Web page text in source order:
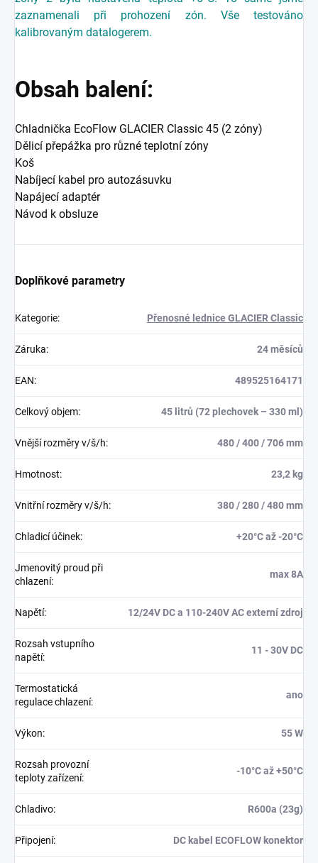
zaznamenali při prohození zón. Vše testováno
kalibrovaným datalogerem.
Obsah balení:
Chladnička EcoFlow GLACIER Classic 45 (2 zóny)
Dělicí přepážka pro různé teplotní zóny
Koš
Nabíjecí kabel pro autozásuvku
Napájecí adaptér
Návod k obsluze
Doplňkové parametry
Kategorie: Přenosné lednice GLACIER Classic
Záruka: 24 měsíců
EAN: 489525164171
Celkový objem: 45 litrů (72 plechovek – 330 ml)
Vnější rozměry v/š/h: 480 / 400 / 706 mm
Hmotnost: 23,2 kg
Vnitřní rozměry v/š/h: 380 / 280 / 480 mm
Chladicí účinek: +20°C až -20°C
Jmenovitý proud při
chlazení:
max 8A
Napětí: 12/24V DC a 110-240V AC externí zdroj
Rozsah vstupního
napětí:
11 - 30V DC
Termostatická
regulace chlazení:
ano
Výkon: 55 W
Rozsah provozní
teploty zařízení:
-10°C až +50°C
Chladivo: R600a (23g)
Připojení: DC kabel ECOFLOW konektor